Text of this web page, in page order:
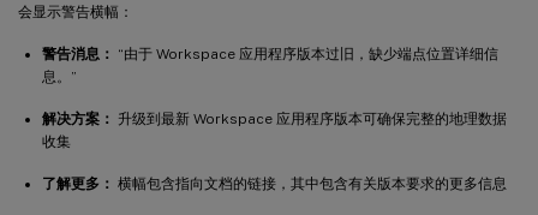
会显示警告横幅：
警告消息：
“由于 Workspace 应用程序版本过旧，缺少端点位置详细信
息。”
解决方案：
升级到最新 Workspace 应用程序版本可确保完整的地理数据
收集
了解更多： 横幅包含指向文档的链接，其中包含有关版本要求的更多信息